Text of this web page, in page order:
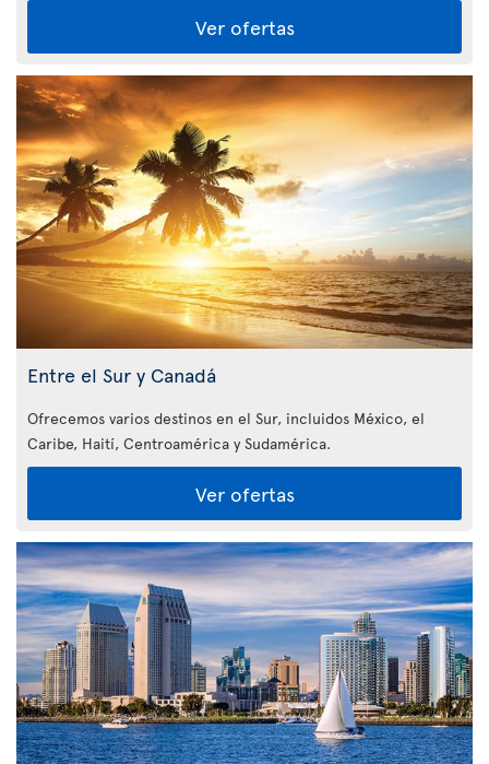
Ver ofertas
Entre el Sur y Canadá
Ofrecemos varios destinos en el Sur, incluidos México, el
Caribe, Haití, Centroamérica y Sudamérica.
Ver ofertas